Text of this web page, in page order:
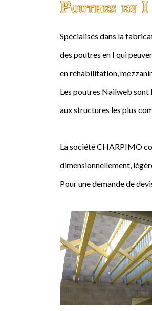
Poutres en
Spécialisés dans la
des poutres en I qui
en réhabilitation,
Les poutres Nailweb sont
aux structures les plus
La société CHARPIMO
dimensionnellement,
Pour une demande de